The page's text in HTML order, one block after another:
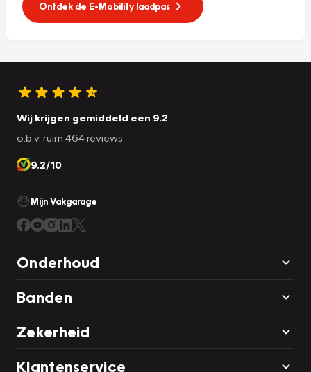
Ontdek de E-Mobility laadpas
Wij krijgen gemiddeld een 9.2
o.b.v. ruim 464 reviews
9.2/10
Mijn Vakgarage
Onderhoud
Banden
Zekerheid
Klantenservice